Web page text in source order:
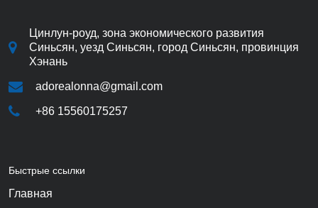
Цинлун-роуд, зона экономического развития
Синьсян, уезд Синьсян, город Синьсян, провинция
Хэнань
adorealonna@gmail.com
+86 15560175257
Быстрые ссылки
Главная